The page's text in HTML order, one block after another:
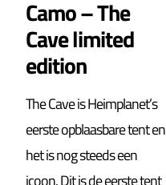
Camo – The
Cave limited
edition
The Cave is Heimplanet’s
eerste opblaasbare tent en
het is nog steeds een
icoon. Dit is de eerste tent